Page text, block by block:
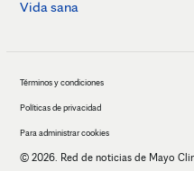
Vida sana
Términos y condiciones
Políticas de privacidad
Para administrar cookies
© 2026. Red de noticias de Mayo